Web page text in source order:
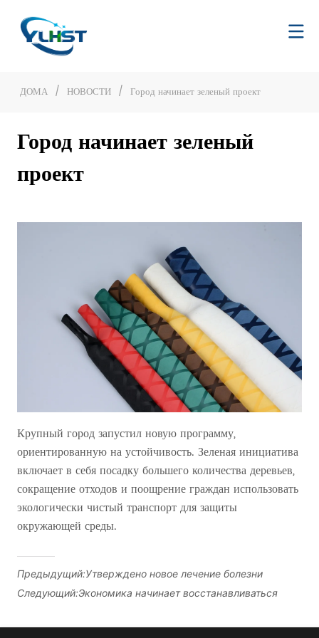
ДОМА / НОВОСТИ / Город начинает зеленый проект
Город начинает зеленый
проект
Предыдущий:Утверждено новое лечение болезни
Следующий:Экономика начинает восстанавливаться